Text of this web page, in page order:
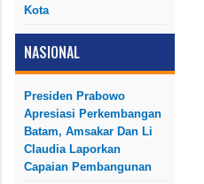
Kota
NASIONAL
Presiden Prabowo
Apresiasi Perkembangan
Batam, Amsakar Dan Li
Claudia Laporkan
Capaian Pembangunan